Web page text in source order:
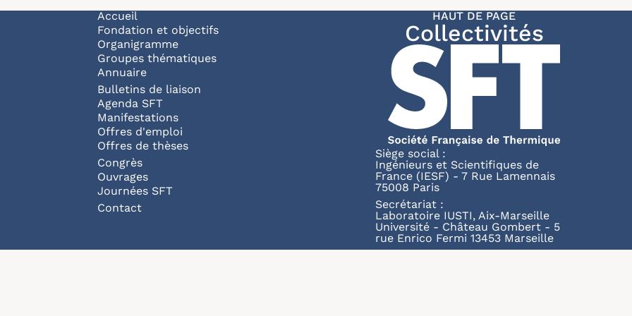
Navigation principale
Accueil
Fondation et objectifs
Organigramme
Groupes thématiques
Annuaire
Bulletins de liaison
Agenda SFT
Manifestations
Offres d'emploi
Offres de thèses
Congrès
Ouvrages
Journées SFT
Pied de page
Contact
HAUT DE PAGE
Collectivités
Siège social :
Ingénieurs et Scientifiques de
France (IESF) - 7 Rue Lamennais
75008 Paris
Secrétariat :
Laboratoire IUSTI, Aix-Marseille
Université - Château Gombert - 5
rue Enrico Fermi 13453 Marseille